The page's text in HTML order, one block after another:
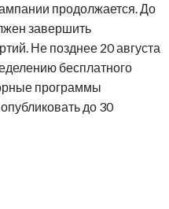
продолжается. До
завершить
Не позднее 20 августа
бесплатного
программы
до 30